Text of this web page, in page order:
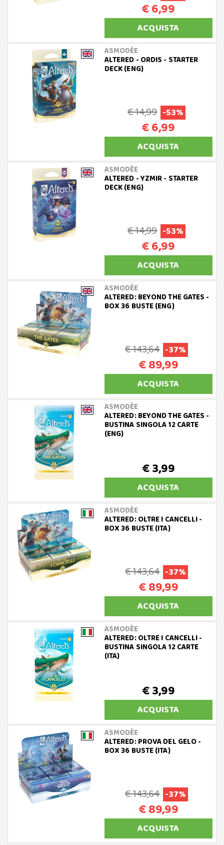
€ 6,99
ACQUISTA
ASMODÈE
ALTERED - ORDIS - STARTER
DECK (ENG)
€ 14,99 -53%
€ 6,99
ACQUISTA
ASMODÈE
ALTERED - YZMIR - STARTER
DECK (ENG)
€ 14,99 -53%
€ 6,99
ACQUISTA
ASMODÈE
ALTERED: BEYOND THE GATES -
BOX 36 BUSTE (ENG)
€ 143,64 -37%
€ 89,99
ACQUISTA
ASMODÈE
ALTERED: BEYOND THE GATES -
BUSTINA SINGOLA 12 CARTE
(ENG)
€ 3,99
ACQUISTA
ASMODÈE
ALTERED: OLTRE I CANCELLI -
BOX 36 BUSTE (ITA)
€ 143,64 -37%
€ 89,99
ACQUISTA
ASMODÈE
ALTERED: OLTRE I CANCELLI -
BUSTINA SINGOLA 12 CARTE
(ITA)
€ 3,99
ACQUISTA
ASMODÈE
ALTERED: PROVA DEL GELO -
BOX 36 BUSTE (ITA)
€ 143,64 -37%
€ 89,99
ACQUISTA